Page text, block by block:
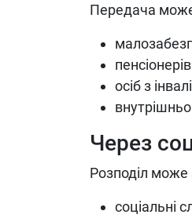
Передача
пенсіонерів
осіб з
Через
Розподіл може
соціальні